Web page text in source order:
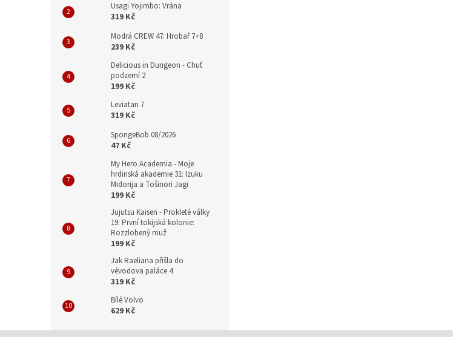
Usagi Yojimbo: Vrána
319 Kč
Modrá CREW 47: Hrobař 7+8
239 Kč
Delicious in Dungeon - Chuť
podzemí 2
199 Kč
Leviatan 7
319 Kč
SpongeBob 08/2026
47 Kč
My Hero Academia - Moje
hrdinská akademie 31: Izuku
Midorija a Tošinori Jagi
199 Kč
Jujutsu Kaisen - Prokleté války
19: První tokijská kolonie:
Rozzlobený muž
199 Kč
Jak Raeliana přišla do
vévodova paláce 4
319 Kč
Bílé Volvo
629 Kč